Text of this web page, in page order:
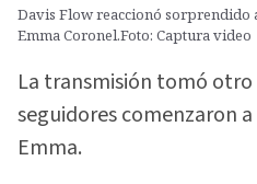
Davis Flow reaccionó sorprendido
Emma Coronel.Foto: Captura video
La transmisión tomó
seguidores comenzaron
Emma.